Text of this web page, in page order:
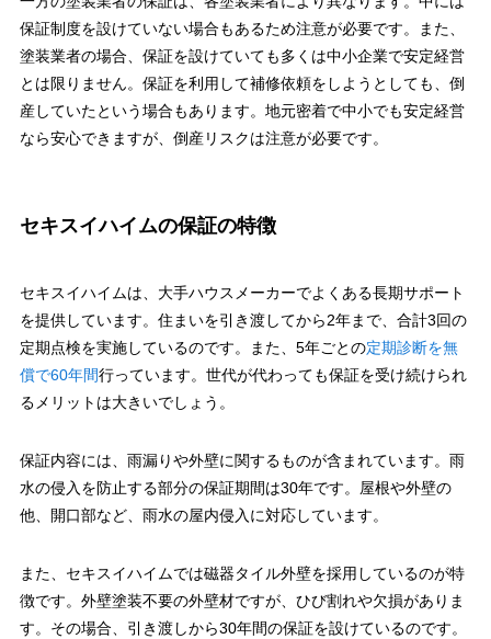
保証制度を設けていない場合もあるため注意が必要です。また、
塗装業者の場合、保証を設けていても多くは中小企業で安定経営
とは限りません。保証を利用して補修依頼をしようとしても、倒
産していたという場合もあります。地元密着で中小でも安定経営
なら安心できますが、倒産リスクは注意が必要です。
セキスイハイムの保証の特徴
セキスイハイムは、大手ハウスメーカーでよくある長期サポート
を提供しています。住まいを引き渡してから2年まで、合計3回の
定期点検を実施しているのです。また、5年ごとの定期診断を無
償で60年間行っています。世代が代わっても保証を受け続けられ
るメリットは大きいでしょう。
保証内容には、雨漏りや外壁に関するものが含まれています。雨
水の侵入を防止する部分の保証期間は30年です。屋根や外壁の
他、開口部など、雨水の屋内侵入に対応しています。
また、セキスイハイムでは磁器タイル外壁を採用しているのが特
徴です。外壁塗装不要の外壁材ですが、ひび割れや欠損がありま
す。その場合、引き渡しから30年間の保証を設けているのです。